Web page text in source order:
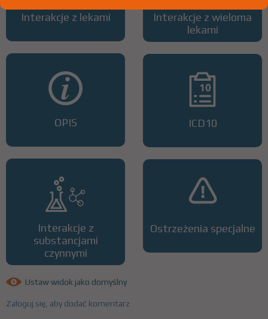
Interakcje z lekami
OPIS
Interakcje z
substancjami
czynnymi
Interakcje z wieloma
lekami
ICD10
Ostrzeżenia specjalne
Ustaw widok jako domyślny
Zaloguj się, aby dodać komentarz